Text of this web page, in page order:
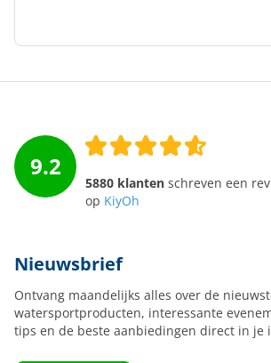
9.2
5880 klanten schreven een
op KiyOh
Nieuwsbrief
Ontvang maandelijks alles over de
watersportproducten, interessante
tips en de beste aanbiedingen direct in je